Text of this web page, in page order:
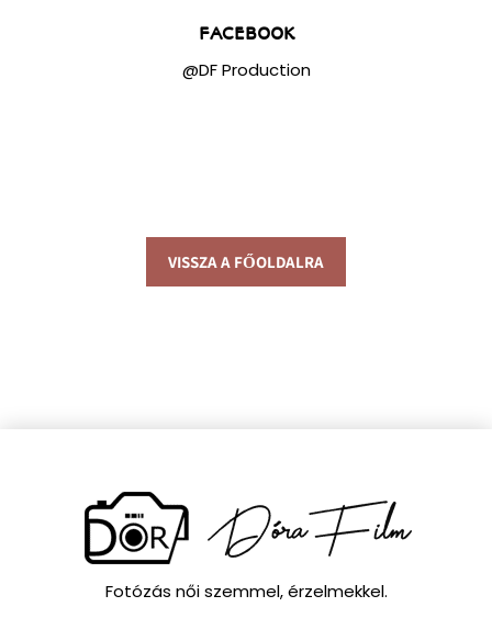
FACEBOOK
@DF Production
VISSZA A FŐOLDALRA
Fotózás női szemmel, érzelmekkel.